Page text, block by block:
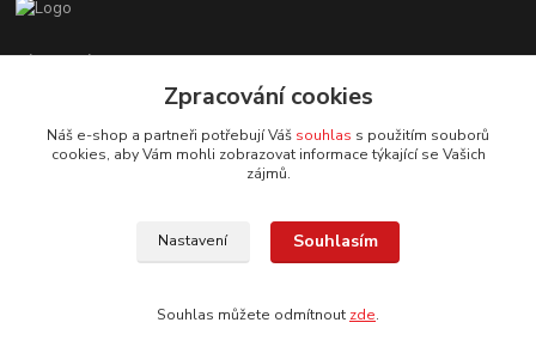
Zákaznická podpora EshopMB.cz
+420 606 622 002
eshopmb@seznam.cz
© Copyright 2024 Martha Black
Zpracování cookies
Náš e-shop a partneři potřebují Váš souhlas s použitím souborů
cookies, aby Vám mohli zobrazovat informace týkající se Vašich
zájmů.
Nastavení Souhlasím
Souhlas můžete odmítnout zde.